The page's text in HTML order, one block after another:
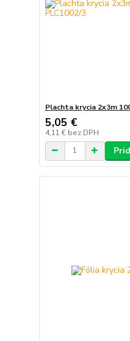
Plachta krycia 2x3m
5,05 €
4,11 € bez DPH